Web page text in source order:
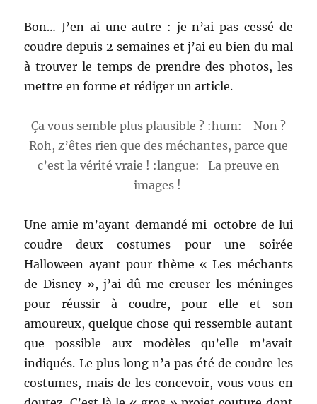
Bon… J’en ai une autre : je n’ai pas cessé de
coudre depuis 2 semaines et j’ai eu bien du mal
à trouver le temps de prendre des photos, les
mettre en forme et rédiger un article.
Ça vous semble plus plausible ? :hum: Non ?
Roh, z’êtes rien que des méchantes, parce que
c’est la vérité vraie ! :langue: La preuve en
images !
Une amie m’ayant demandé mi-octobre de lui
coudre deux costumes pour une soirée
Halloween ayant pour thème « Les méchants
de Disney », j’ai dû me creuser les méninges
pour réussir à coudre, pour elle et son
amoureux, quelque chose qui ressemble autant
que possible aux modèles qu’elle m’avait
indiqués. Le plus long n’a pas été de coudre les
costumes, mais de les concevoir, vous vous en